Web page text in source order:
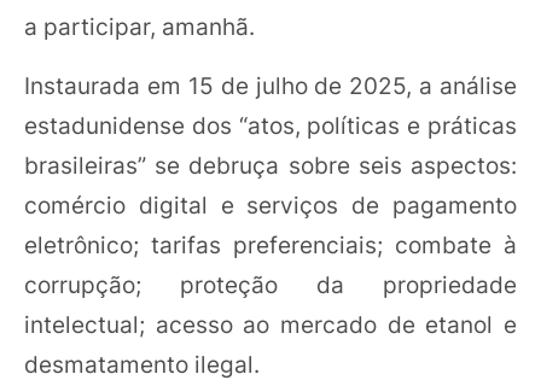
a participar, amanhã.
Instaurada em 15 de julho de 2025, a análise
estadunidense dos “atos, políticas e práticas
brasileiras” se debruça sobre seis aspectos:
comércio digital e serviços de pagamento
eletrônico; tarifas preferenciais; combate à
corrupção; proteção da propriedade
intelectual; acesso ao mercado de etanol e
desmatamento ilegal.